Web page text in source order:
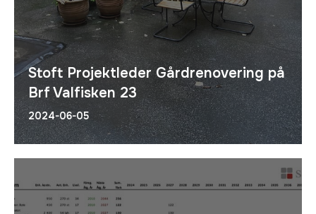
Stoft Projektleder Gårdrenovering på
Brf Valfisken 23
2024-06-05